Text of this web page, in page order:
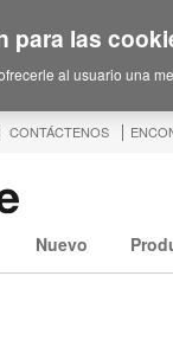
CONTÁCTENOS
Nuevo
para las
al usuario una